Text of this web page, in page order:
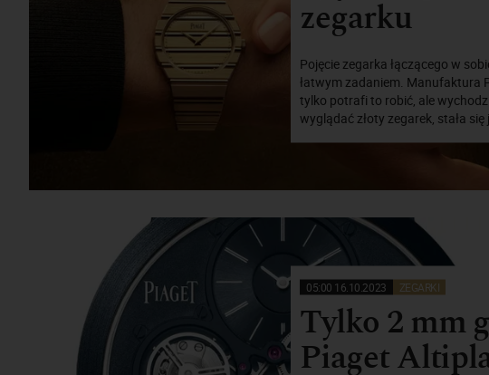
zegarku
Pojęcie zegarka łączącego w
łatwym zadaniem. Manufaktura
tylko potrafi to robić, ale
wyglądać złoty zegarek, stała
05:00 16.10.2023 ZEGARKI
Tylko 2 mm
Piaget